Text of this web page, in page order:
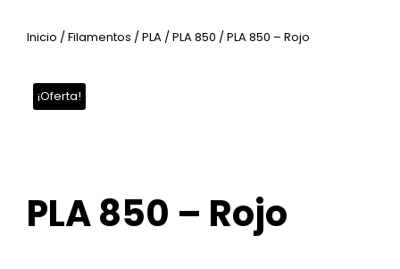
Inicio / Filamentos / PLA / PLA 850 / PLA 850 – Rojo
¡Oferta!
PLA 850 – Rojo